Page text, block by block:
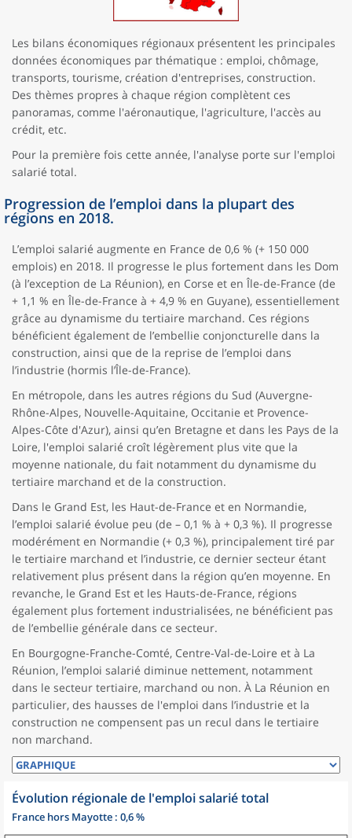
Les bilans économiques régionaux présentent les principales
données économiques par thématique : emploi, chômage,
transports, tourisme, création d'entreprises, construction.
Des thèmes propres à chaque région complètent ces
panoramas, comme l'aéronautique, l'agriculture, l'accès au
crédit, etc.
Pour la première fois cette année, l'analyse porte sur l'emploi
salarié total.
Progression de l’emploi dans la plupart des
régions en 2018.
L’emploi salarié augmente en France de 0,6 % (+ 150 000
emplois) en 2018. Il progresse le plus fortement dans les Dom
(à l’exception de La Réunion), en Corse et en Île-de-France (de
+ 1,1 % en Île-de-France à + 4,9 % en Guyane), essentiellement
grâce au dynamisme du tertiaire marchand. Ces régions
bénéficient également de l’embellie conjoncturelle dans la
construction, ainsi que de la reprise de l’emploi dans
l’industrie (hormis l’Île-de-France).
En métropole, dans les autres régions du Sud (Auvergne-
Rhône-Alpes, Nouvelle-Aquitaine, Occitanie et Provence-
Alpes-Côte d'Azur), ainsi qu’en Bretagne et dans les Pays de la
Loire, l'emploi salarié croît légèrement plus vite que la
moyenne nationale, du fait notamment du dynamisme du
tertiaire marchand et de la construction.
Dans le Grand Est, les Haut-de-France et en Normandie,
l’emploi salarié évolue peu (de – 0,1 % à + 0,3 %). Il progresse
modérément en Normandie (+ 0,3 %), principalement tiré par
le tertiaire marchand et l’industrie, ce dernier secteur étant
relativement plus présent dans la région qu’en moyenne. En
revanche, le Grand Est et les Hauts-de-France, régions
également plus fortement industrialisées, ne bénéficient pas
de l’embellie générale dans ce secteur.
En Bourgogne-Franche-Comté, Centre-Val-de-Loire et à La
Réunion, l’emploi salarié diminue nettement, notamment
dans le secteur tertiaire, marchand ou non. À La Réunion en
particulier, des hausses de l'emploi dans l’industrie et la
construction ne compensent pas un recul dans le tertiaire
non marchand.
Évolution régionale de l'emploi salarié total
France hors Mayotte : 0,6 %